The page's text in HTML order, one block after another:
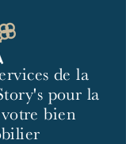
de la
pour la
bien